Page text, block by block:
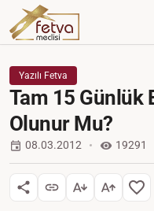
Yazılı Fetva
Tam 15 Günlük
Olunur Mu?
08.03.2012 19291